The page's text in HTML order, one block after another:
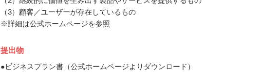
（3）顧客／ユーザーが存在しているもの
※詳細は公式ホームページを参照
提出物
●ビジネスプラン書（公式ホームページよりダウンロード）